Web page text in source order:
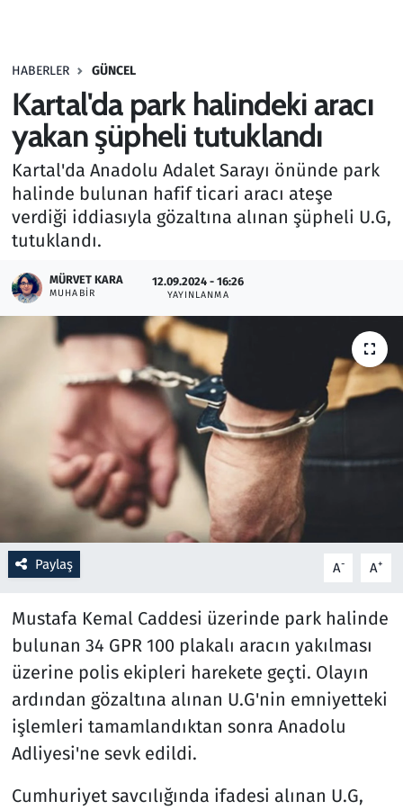
HABERLER GÜNCEL
Kartal'da park halindeki aracı
yakan şüpheli tutuklandı
Kartal'da Anadolu Adalet Sarayı önünde park
halinde bulunan hafif ticari aracı ateşe
verdiği iddiasıyla gözaltına alınan şüpheli U.G,
tutuklandı.
MÜRVET KARA
MUHABIR
12.09.2024 - 16:26
YAYINLANMA
Paylaş A- A+
Mustafa Kemal Caddesi üzerinde park halinde
bulunan 34 GPR 100 plakalı aracın yakılması
üzerine polis ekipleri harekete geçti. Olayın
ardından gözaltına alınan U.G'nin emniyetteki
işlemleri tamamlandıktan sonra Anadolu
Adliyesi'ne sevk edildi.
Cumhuriyet savcılığında ifadesi alınan U.G,
Haber
Kültür Sanat
Kurumsal Haberler
Lezzet Durağı
Oyun
Ramazan
Resmi İlanlar
Rüya Tabirleri
Sağlık
Savunma Sanayi
Seçim 2023
Spor
Teknoloji ve Bilim
Televizyon